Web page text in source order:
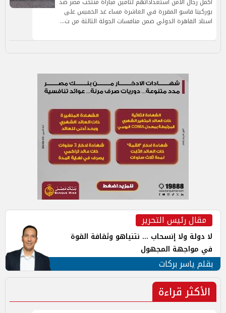
بوركينا فاسو المقررة في العاشرة مساء غد الخميس على
استاد القاهرة الدولي ضمن منافسات الجولة الثالثة من ت…
مقال رئيس التحرير
لا دولة ولا إنسحاب ... نتنياهو وثقافة القوة
في مواجهة المجهول
بقلم ياسر بركات
الأكثر قراءة